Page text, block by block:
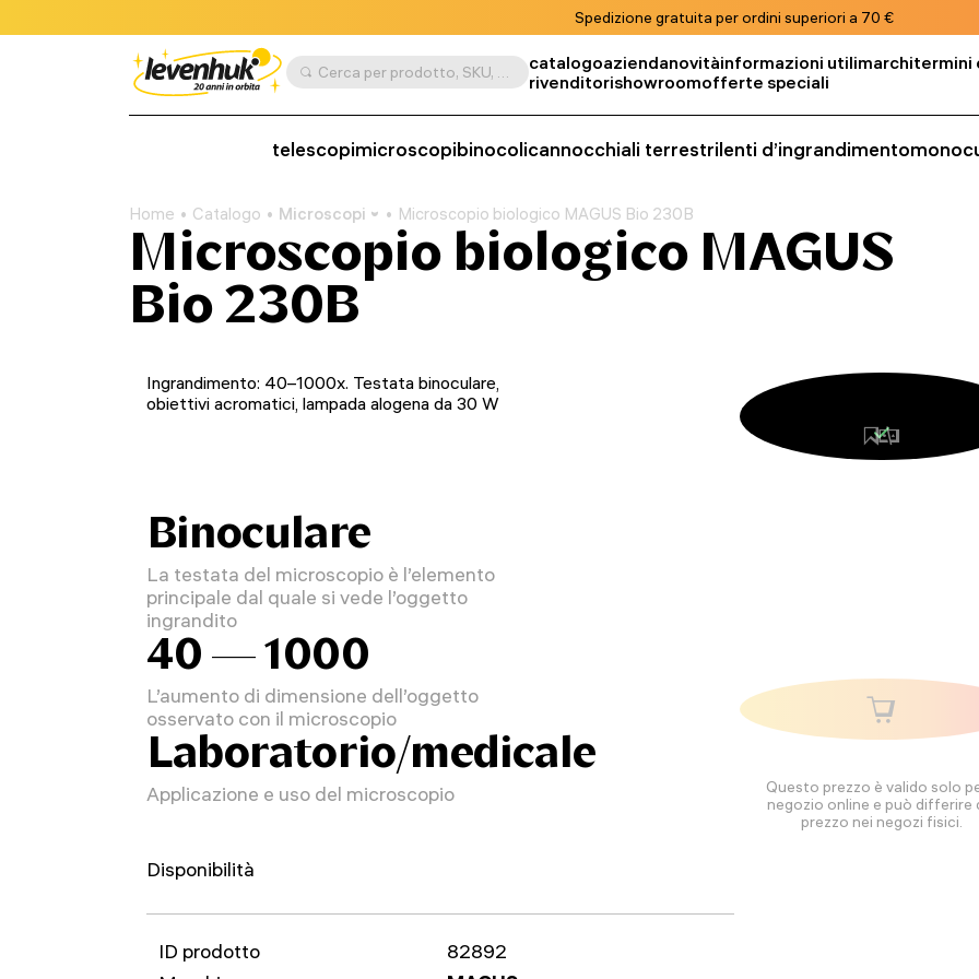
Spedizione gratuita per ordini superiori a 70 €
Cerca per prodotto, SKU, categoria, ecc. catalogoaziendanovitàinformazioni utilimarchitermini
rivenditorishowroomofferte speciali
telescopimicroscopibinocolicannocchiali terrestrilenti d’ingrandimento
Home Catalogo Microscopi Microscopio biologico MAGUS Bio 230B
Microscopio biologico MAGUS
Bio 230B
Questo prezzo è valido solo
negozio online e può differire
prezzo nei negozi fisici.
Ingrandimento: 40–1000x. Testata binoculare,
obiettivi acromatici, lampada alogena da 30 W
Binoculare
La testata del microscopio è l’elemento
principale dal quale si vede l’oggetto
ingrandito
40 — 1000
L’aumento di dimensione dell’oggetto
osservato con il microscopio
Laboratorio/medicale
Applicazione e uso del microscopio
Disponibilità
ID prodotto
82892